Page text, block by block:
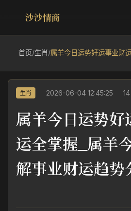
沙沙情商
首页/生肖/属羊今日运势好运事业财
生肖 2026-06-04 12:45:25 14
属羊今日运势好
运全掌握_属羊
解事业财运趋势